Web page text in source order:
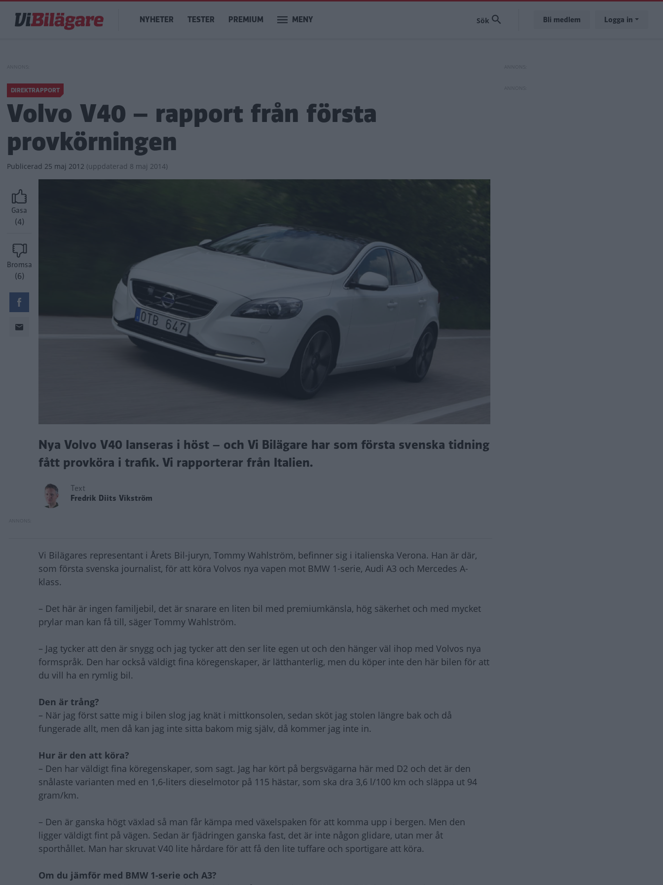
huvudinnehåll
Main
navigation
NYHETER TESTER PREMIUM MENY Bli medlem Logga in
DIREKTRAPPORT
Volvo V40 – rapport från första
provkörningen
Publicerad 25 maj 2012 (uppdaterad 8 maj 2014)
Gasa
(4)
Bromsa
(6)
Nya Volvo V40 lanseras i höst – och Vi Bilägare har som första svenska tidning
fått provköra i trafik. Vi rapporterar från Italien.
Text
Fredrik Diits Vikström
Vi Bilägares representant i Årets Bil-juryn, Tommy Wahlström, befinner sig i italienska Verona. Han är där,
som första svenska journalist, för att köra Volvos nya vapen mot BMW 1-serie, Audi A3 och Mercedes A-
klass.
– Det här är ingen familjebil, det är snarare en liten bil med premiumkänsla, hög säkerhet och med mycket
prylar man kan få till, säger Tommy Wahlström.
– Jag tycker att den är snygg och jag tycker att den ser lite egen ut och den hänger väl ihop med Volvos nya
formspråk. Den har också väldigt fina köregenskaper, är lätthanterlig, men du köper inte den här bilen för att
du vill ha en rymlig bil.
Den är trång?
– När jag först satte mig i bilen slog jag knät i mittkonsolen, sedan sköt jag stolen längre bak och då
fungerade allt, men då kan jag inte sitta bakom mig själv, då kommer jag inte in.
Hur är den att köra?
– Den har väldigt fina köregenskaper, som sagt. Jag har kört på bergsvägarna här med D2 och det är den
snålaste varianten med en 1,6-liters dieselmotor på 115 hästar, som ska dra 3,6 l/100 km och släppa ut 94
gram/km.
– Den är ganska högt växlad så man får kämpa med växelspaken för att komma upp i bergen. Men den
ligger väldigt fint på vägen. Sedan är fjädringen ganska fast, det är inte någon glidare, utan mer åt
sporthållet. Man har skruvat V40 lite hårdare för att få den lite tuffare och sportigare att köra.
Om du jämför med BMW 1-serie och A3?